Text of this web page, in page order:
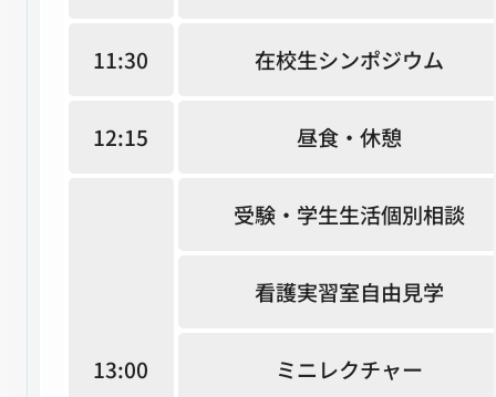
11:30 在校生シンポジウム
12:15 昼食・休憩
13:00
受験・学生生活個別相談
看護実習室自由見学
ミニレクチャー